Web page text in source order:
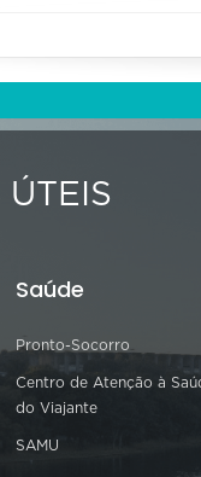
ÚTEIS
Saúde
Pronto-Socorro
Centro de Atenção à
do Viajante
SAMU